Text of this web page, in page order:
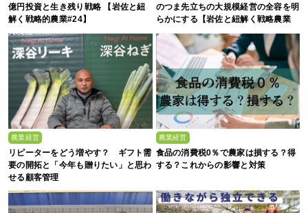
億円投資と生き残り戦略 【岩佐と紐
解く戦略的農業#24】
のつま先立ちの大規模経営の全容を明
らかにする【岩佐と紐解く戦略農業
農業経営
リピーターをどう増やす？ ギフト需
要の開拓と「今年も贈りたい」と思わ
せる顧客管理
農業経営
食品の消費税0％で農家は損する？得
する？これからの影響と対策